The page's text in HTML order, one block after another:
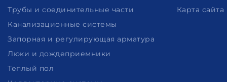
Трубы и соединительные части
Канализационные системы
Запорная и регулирующая арматура
Люки и дождеприемники
Теплый пол
Карта сайта